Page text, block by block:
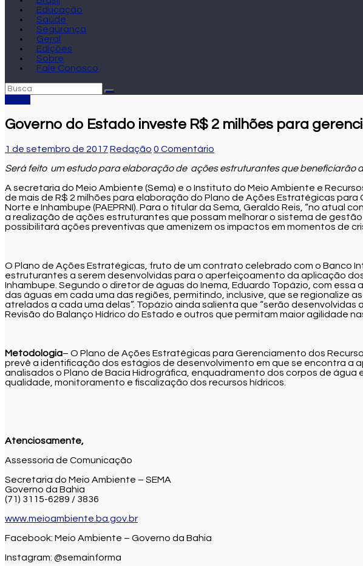
Educação
Saúde
Segurança
Geral
Edições
Sobre
Fale Conosco
Governo do Estado investe R$ 2 milhões para
1 de setembro de 2017 Redação 0 Comentário
Será feito um estudo para elaboração de ações estruturantes que beneficiarão
A secretaria do Meio Ambiente (Sema) e o Instituto do Meio Ambiente e
de mais de R$ 2 milhões para elaboração do Plano de Ações Estratégicas
Norte e Inhambupe (PAEPRNI). Para o titular da Sema, Geraldo Reis, “no
a realização de ações estruturantes que possam melhorar o sistema de
possibilitará ações preventivas que amenizem os impactos em momentos de
O Plano de Ações Estratégicas, fruto de um contrato celebrado com o Banco
estruturantes a serem desenvolvidas para o aperfeiçoamento da aplicação
Inhambupe. Segundo o diretor de águas do Inema, Eduardo Topázio, com
das águas em cada uma das regiões, permitindo, inclusive, que se
atrelados a cada uma delas”. Topázio ainda salienta que “serão
Revisão do Balanço Hídrico do Estado e outros que permitam maior agilidade
Metodologia– O Plano de Ações Estratégicas para Gerenciamento dos
prevê a identificação dos estágios de desenvolvimento em que se encontra a
analisados o Plano de Bacia Hidrográfica, enquadramento dos corpos de
qualidade, monitoramento e fiscalização dos recursos hídricos.
Atenciosamente,
Assessoria de Comunicação
Secretaria do Meio Ambiente – SEMA
Governo da Bahia
(71) 3115-6289 / 3836
www.meioambiente.ba.gov.br
Facebook: Meio Ambiente – Governo da Bahia
Instagram: @semainforma